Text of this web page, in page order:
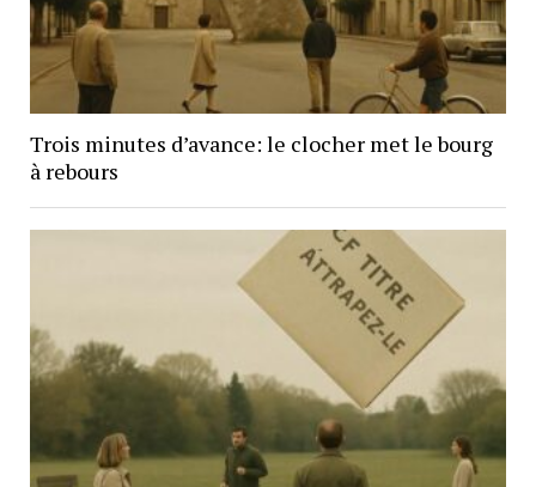
Trois minutes d’avance: le clocher met le bourg
à rebours